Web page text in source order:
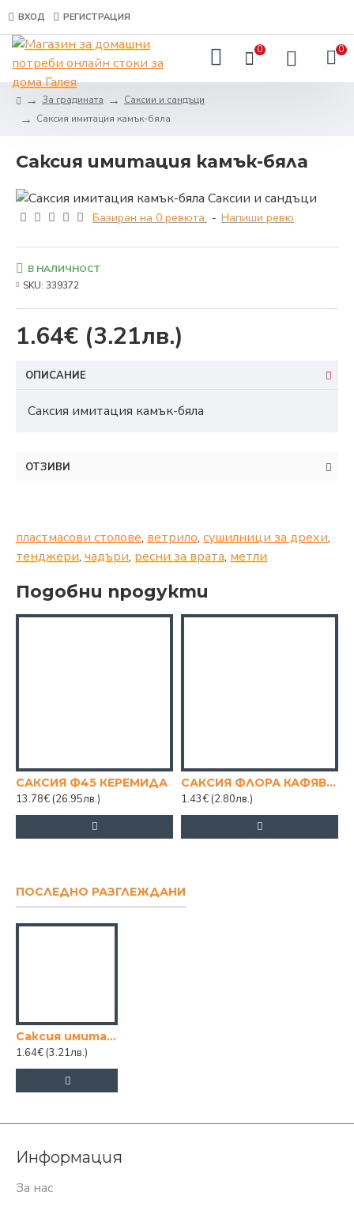
ВХОД РЕГИСТРАЦИЯ
0 0
За градината
Саксии и сандъци
Саксия имитация камък-бяла
Саксия имитация камък-бяла
Базиран на 0 ревюта. - Напиши ревю
1.64€ (3.21лв.)
В НАЛИЧНОСТ
SKU: 339372
ОПИСАНИЕ
Саксия имитация камък-бяла
ОТЗИВИ
пластмасови столове, ветрило, сушилници за дрехи,
тенджери, чадъри, ресни за врата, метли
Подобни продукти
САКСИЯ Ф45 КЕРЕМИДА
13.78€ (26.95лв.)
САКСИЯ ФЛОРА КАФЯВА 16/16СМ.
1.43€ (2.80лв.)
ПОСЛЕДНО РАЗГЛЕЖДАНИ
Саксия имитация камък-бяла
1.64€ (3.21лв.)
Информация
За нас